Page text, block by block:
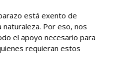
está exento de
Por eso, nos
el apoyo necesario para
requieran estos